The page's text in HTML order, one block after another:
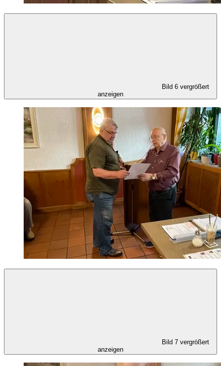
Bild 6 vergrößert
anzeigen
Bild 7 vergrößert
anzeigen